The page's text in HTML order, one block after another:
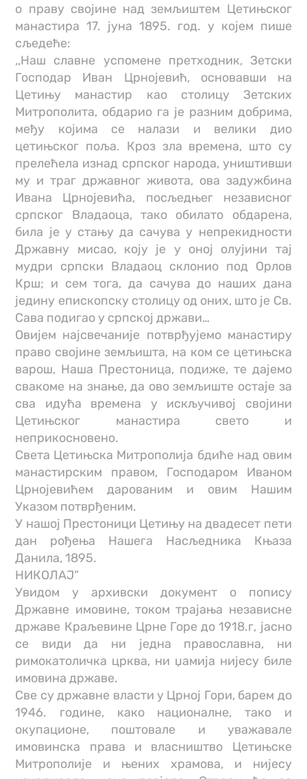
о праву својине над земљиштем Цетињског
манастира 17. јуна 1895. год. у којем пише
сљедеће:
,,Наш славне успомене претходник, Зетски
Господар Иван Црнојевић, основавши на
Цетињу манастир као столицу Зетских
Митрополита, обдарио га је разним добрима,
међу којима се налази и велики дио
цетињског поља. Кроз зла времена, што су
прелећела изнад српског народа, уништивши
му и траг државног живота, ова задужбина
Ивана Црнојевића, посљедњег независног
српског Владаоца, тако обилато обдарена,
била је у стању да сачува у непрекидности
Државну мисао, коју је у оној олујини тај
мудри српски Владаоц склонио под Орлов
Крш; и сем тога, да сачува до наших дана
једину епископску столицу од оних, што је Св.
Сава подигао у српској држави…
Овијем најсвечаније потврђујемо манастиру
право својине земљишта, на ком се цетињска
варош, Наша Престоница, подиже, те дајемо
свакоме на знање, да ово земљиште остаје за
сва идућа времена у искључивој својини
Цетињског манастира свето и
неприкосновено.
Света Цетињска Митрополија бдиће над овим
манастирским правом, Господаром Иваном
Црнојевићем дарованим и овим Нашим
Указом потврђеним.
У нашој Престоници Цетињу на двадесет пети
дан рођења Нашега Насљедника Књаза
Данила, 1895.
НИКОЛАЈ“
Увидом у архивски документ о попису
Државне имовине, током трајања независне
државе Краљевине Црне Горе до 1918.г, јасно
се види да ни једна православна, ни
римокатоличка црква, ни џамија нијесу биле
имовина државе.
Све су државне власти у Црној Гори, барем до
1946. године, како националне, тако и
окупационе, поштовале и уважавале
имовинска права и власништво Цетињске
Митрополије и њених храмова, и нијесу